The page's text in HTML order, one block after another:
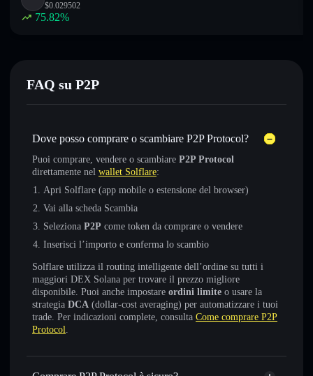
$0.029502
75.82%
FAQ su P2P
Dove posso comprare o scambiare P2P Protocol?
Puoi comprare, vendere o scambiare P2P Protocol
direttamente nel wallet Solflare:
Apri Solflare (app mobile o estensione del browser)
Vai alla scheda Scambia
Seleziona P2P come token da comprare o vendere
Inserisci l’importo e conferma lo scambio
Solflare utilizza il routing intelligente dell’ordine su tutti i
maggiori DEX Solana per trovare il prezzo migliore
disponibile. Puoi anche impostare ordini limite o usare la
strategia DCA (dollar-cost averaging) per automatizzare i tuoi
trade. Per indicazioni complete, consulta Come comprare P2P
Protocol.